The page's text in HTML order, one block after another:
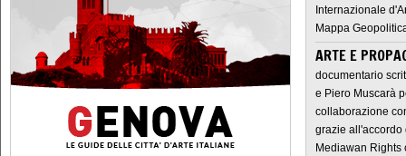
Internazionale
Mappa
ARTE E
documentario
e Piero Muscarà
collaborazione
grazie all'accordo
Mediawan